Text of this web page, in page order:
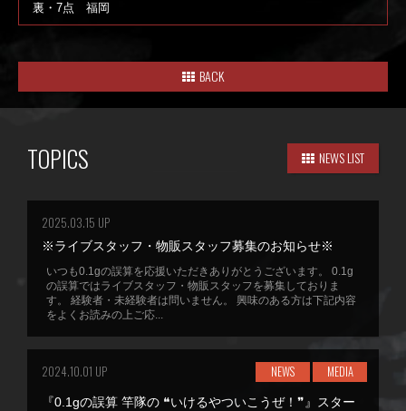
裏・7点 福岡
BACK
TOPICS NEWS LIST
2025.03.15 UP
※ライブスタッフ・物販スタッフ募集のお知らせ※
いつも0.1gの誤算を応援いただきありがとうございます。 0.1g
の誤算ではライブスタッフ・物販スタッフを募集しておりま
す。 経験者・未経験者は問いません。 興味のある方は下記内容
をよくお読みの上ご応...
2024.10.01 UP NEWS MEDIA
『0.1gの誤算 竿隊の ❝いけるやついこうぜ！❞』スター